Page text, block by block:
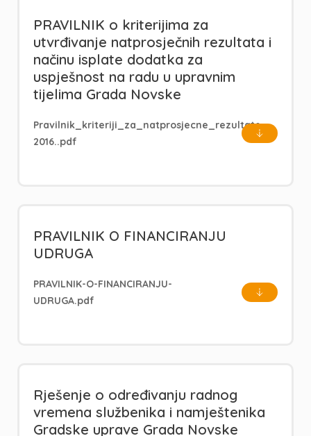
PRAVILNIK o kriterijima za
utvrđivanje natprosječnih rezultata i
načinu isplate dodatka za
uspješnost na radu u upravnim
tijelima Grada Novske
Pravilnik_kriteriji_za_natprosjecne_rezultate-
2016..pdf
PRAVILNIK O FINANCIRANJU
UDRUGA
PRAVILNIK-O-FINANCIRANJU-
UDRUGA.pdf
Rješenje o određivanju radnog
vremena službenika i namještenika
Gradske uprave Grada Novske